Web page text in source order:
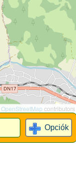
OpenStreetMap contributors
Opciók